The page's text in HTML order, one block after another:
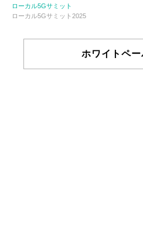
ローカル5Gサミット
ローカル5Gサミット2025
ホワイトペ